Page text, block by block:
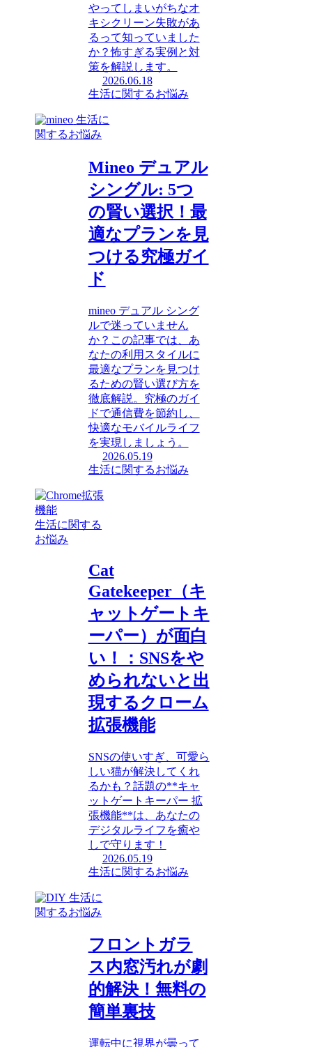
やってしまいがちなオ
キシクリーン失敗があ
るって知っていました
か？怖すぎる実例と対
策を解説します。
2026.06.18
生活に関するお悩み
生活に
関するお悩み
Mineo デュアル
シングル: 5つ
の賢い選択！最
適なプランを見
つける究極ガイ
ド
mineo デュアル シング
ルで迷っていません
か？この記事では、あ
なたの利用スタイルに
最適なプランを見つけ
るための賢い選び方を
徹底解説。究極のガイ
ドで通信費を節約し、
快適なモバイルライフ
を実現しましょう。
2026.05.19
生活に関するお悩み
生活に関する
お悩み
Cat
Gatekeeper（キ
ャットゲートキ
ーパー）が面白
い！：SNSをや
められないと出
現するクローム
拡張機能
SNSの使いすぎ、可愛ら
しい猫が解決してくれ
るかも？話題の**キャ
ットゲートキーパー 拡
張機能**は、あなたの
デジタルライフを癒や
しで守ります！
2026.05.19
生活に関するお悩み
生活に
関するお悩み
フロントガラ
ス内窓汚れが劇
的解決！無料の
簡単裏技
運転中に視界が曇って